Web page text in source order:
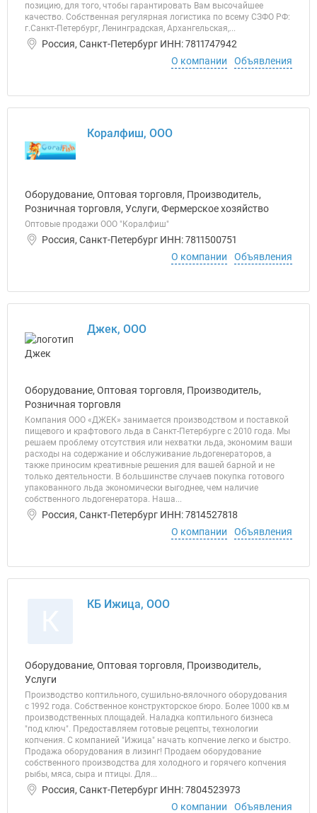
позицию, для того, чтобы гарантировать Вам высочайшее
качество. Собственная регулярная логистика по всему СЗФО РФ:
г.Санкт-Петербург, Ленинградская, Архангельская,...
Россия, Санкт-Петербург ИНН: 7811747942
О компании
Объявления
Коралфиш, ООО
Оборудование, Оптовая торговля, Производитель,
Розничная торговля, Услуги, Фермерское хозяйство
Оптовые продажи ООО "Коралфиш"
Россия, Санкт-Петербург ИНН: 7811500751
О компании
Объявления
Джек, ООО
Оборудование, Оптовая торговля, Производитель,
Розничная торговля
Компания ООО «ДЖЕК» занимается производством и поставкой
пищевого и крафтового льда в Санкт-Петербурге с 2010 года. Мы
решаем проблему отсутствия или нехватки льда, экономим ваши
расходы на содержание и обслуживание льдогенераторов, а
также приносим креативные решения для вашей барной и не
только деятельности. В большинстве случаев покупка готового
упакованного льда экономически выгоднее, чем наличие
собственного льдогенератора. Наша...
Россия, Санкт-Петербург ИНН: 7814527818
О компании
Объявления
КБ Ижица, ООО
Оборудование, Оптовая торговля, Производитель,
Услуги
Производство коптильного, сушильно-вялочного оборудования
с 1992 года. Собственное конструкторское бюро. Более 1000 кв.м
производственных площадей. Наладка коптильного бизнеса
"под ключ". Предоставляем готовые рецепты, технологии
копчения. С компанией "Ижица" начать копчение легко и быстро.
Продажа оборудования в лизинг! Продаем оборудование
собственного производства для холодного и горячего копчения
рыбы, мяса, сыра и птицы. Для...
Россия, Санкт-Петербург ИНН: 7804523973
О компании
Объявления